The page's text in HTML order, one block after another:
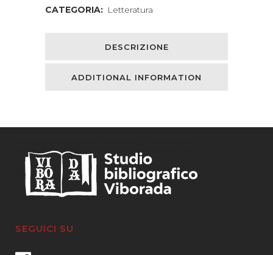
CATEGORIA: Letteratura
DESCRIZIONE
ADDITIONAL INFORMATION
SEGUICI SU